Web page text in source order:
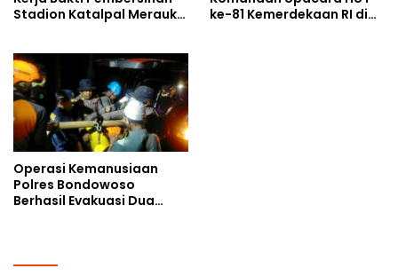
Stadion Katalpal Merauke,
ke-81 Kemerdekaan RI di
Operasi Kemanusiaan
Polres Bondowoso
Berhasil Evakuasi Dua